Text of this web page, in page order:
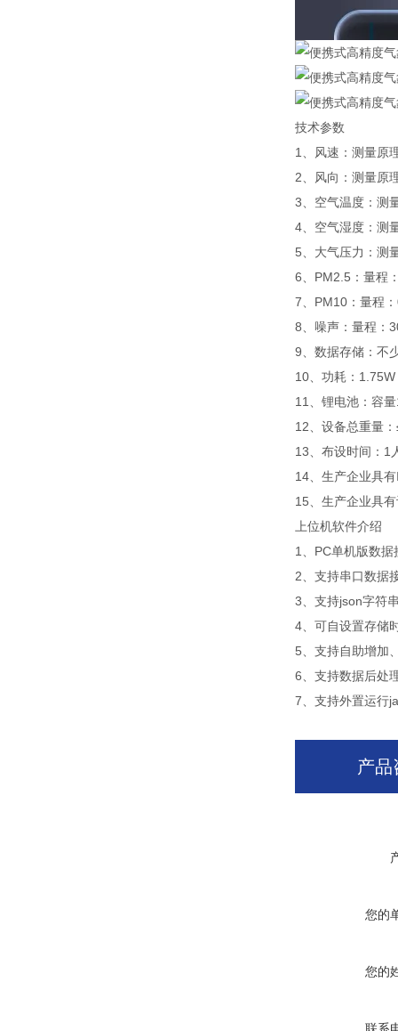
技术参数
1、风速：测量原
2、风向：测量原
3、空气温度：测
4、空气湿度：测
5、大气压力：测
6、PM2.5：量程
7、PM10：量程
8、噪声：量程：
9、数据存储：不
10、功耗：1.75W
11、锂电池：容
12、设备总重量
13、布设时间：1
14、生产企业具
15、生产企业具
上位机软件介绍
1、PC单机版数
2、支持串口数据
3、支持json字符
4、可自设置存储
5、支持自助增加
6、支持数据后处
7、支持外置运行
产品
您的
您的